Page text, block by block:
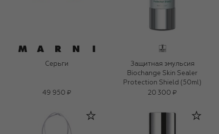
Серьги
49 950 ₽
Защитная эмульсия
Biochange Skin Sealer
Protection Shield (50ml)
20 300 ₽